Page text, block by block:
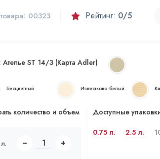
00323 Рейтинг: 0/5
Ателье ST 14/3 (Карта Adler)
Бесцветный Известково-белый
количество и объем
Доступные
0.75 л. 2.5 л.